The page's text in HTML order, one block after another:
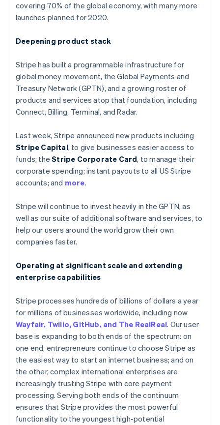
Climate
การขจัดคาร์บอน
Stripe Sessions 2026
ดูว่า Stripe กำลังสร้างโครงสร้างพื้นฐานระบบเศรษฐกิจสำหรับ
AI อย่างไร
รับชมเลย
covering 70% of the global economy, with many more
launches planned for 2020.
Deepening product stack
Stripe has built a programmable infrastructure for
global money movement, the Global Payments and
Treasury Network (GPTN), and a growing roster of
products and services atop that foundation, including
Connect, Billing, Terminal, and Radar.
Last week, Stripe announced new products including
Stripe Capital, to give businesses easier access to
funds; theStripe Corporate Card, to manage their
corporate spending; instant payouts to all US Stripe
accounts; and more.
Stripe will continue to invest heavily in the GPTN, as
well as our suite of additional software and services, to
help our users around the world grow their own
companies faster.
Operating at significant scale and extending
enterprise capabilities
Stripe processes hundreds of billions of dollars a year
for millions of businesses worldwide, including now
Wayfair, Twilio, GitHub, and The RealReal. Our user
base is expanding to both ends of the spectrum: on
one end, entrepreneurs continue to choose Stripe as
the easiest way to start an internet business; and on
the other, complex international enterprises are
increasingly trusting Stripe with core payment
processing. Serving both ends of the continuum
ensures that Stripe provides the most powerful
functionality to the youngest high-potential
บราซิล
PortuguêsEnglish
English
เบลเยียม
โปรตุเกส
PortuguêsEnglish
โปแลนด์
English
ฝรั่งเศส
FrançaisEnglish
EnglishSvenska
มอลตา
English
มาเลเซีย
English 简体中文
เม็กซิโก
ยิบรอลตาร์
English
Deutsch English
โรมาเนีย
ลักเซมเบิร์ก
FrançaisDeutschEnglish
English
ลิกเตนสไตน์
Deutsch English
ลิทัวเนีย
English
สเปน
Español English
สโลวาเกีย
English
สโลวีเนีย
EnglishItaliano
สวิตเซอร์แลนด์
DeutschFrançais ItalianoEnglish